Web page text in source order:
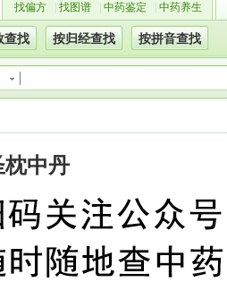
找偏方 找图谱 中药鉴定 中药养生
查找 按归经查找 按拼音查找
枕中丹